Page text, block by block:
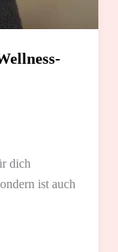
dich
ist auch